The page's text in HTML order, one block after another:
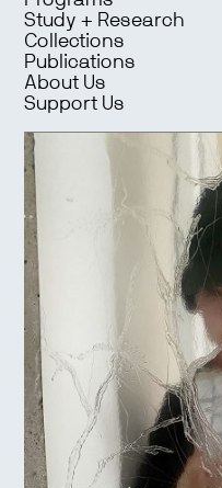
Study + Research
Collections
Publications
About Us
Support Us